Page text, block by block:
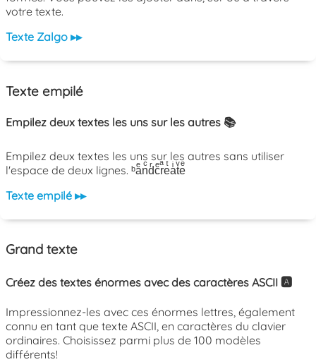
votre texte.
Texte Zalgo ▸▸
Texte empilé
Empilez deux textes les uns sur les autres 📚
Empilez deux textes les uns sur les autres sans utiliser
l'espace de deux lignes. ᵇaͤnͨdͬcͤrͣeͭaͥtͮeͤ
Texte empilé ▸▸
Grand texte
Créez des textes énormes avec des caractères ASCII 🅰️
Impressionnez-les avec ces énormes lettres, également
connu en tant que texte ASCII, en caractères du clavier
ordinaires. Choisissez parmi plus de 100 modèles
différents!